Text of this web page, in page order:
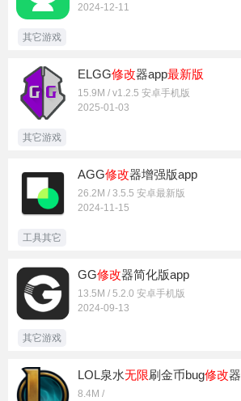
2024-12-11
其它游戏
ELGG修改器app最新版
15.9M / v1.2.5 安卓手机版
2025-01-03
其它游戏
AGG修改器增强版app
26.2M / 3.5.5 安卓最新版
2024-11-15
工具其它
GG修改器简化版app
13.5M / 5.2.0 安卓手机版
2024-09-13
其它游戏
LOL泉水无限刷金币bug修改器
8.4M /